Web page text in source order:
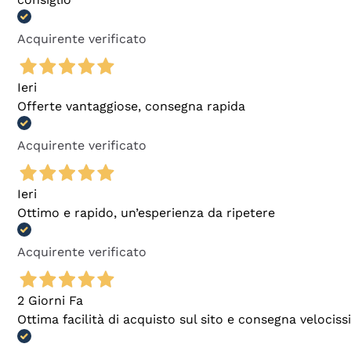
Acquirente verificato
Ieri
Offerte vantaggiose, consegna rapida
Acquirente verificato
Ieri
Ottimo e rapido, un’esperienza da ripetere
Acquirente verificato
2 Giorni Fa
Ottima facilità di acquisto sul sito e consegna